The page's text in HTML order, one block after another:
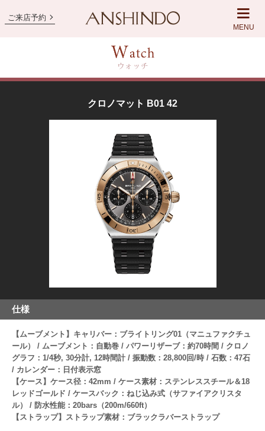
ご来店予約
MENU
クロノマット B01 42
仕様
【ムーブメント】キャリバー：ブライトリング01（マニュファクチュ
ール） / ムーブメント：自動巻 / パワーリザーブ：約70時間 / クロノ
グラフ：1/4秒, 30分計, 12時間計 / 振動数：28,800回/時 / 石数：47石
/ カレンダー：日付表示窓
【ケース】ケース径：42mm / ケース素材：ステンレススチール＆18
レッドゴールド / ケースバック：ねじ込み式（サファイアクリスタ
ル） / 防水性能：20bars（200m/660ft）
【ストラップ】ストラップ素材：ブラックラバーストラップ